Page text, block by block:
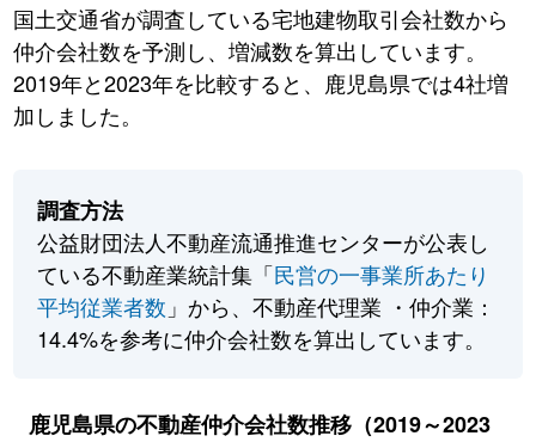
国土交通省が調査している宅地建物取引会社数から
仲介会社数を予測し、増減数を算出しています。
2019年と2023年を比較すると、鹿児島県では4社増
加しました。
調査方法
公益財団法人不動産流通推進センターが公表し
ている不動産業統計集「民営の一事業所あたり
平均従業者数 」から、不動産代理業 ・仲介業：
14.4%を参考に仲介会社数を算出しています。
鹿児島県の不動産仲介会社数推移（2019～2023